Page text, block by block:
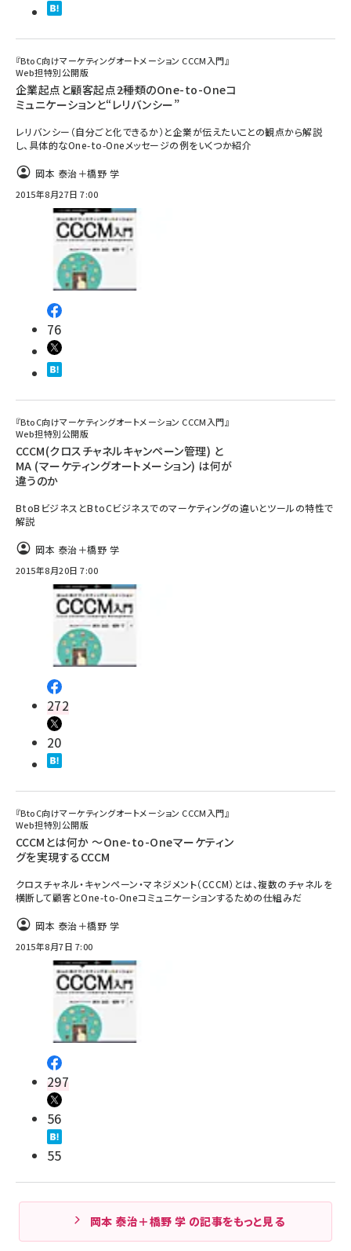
『BtoC向けマーケティングオートメーション CCCM入門』
Web担特別公開版
企業起点と顧客起点――2種類のOne-to-Oneコ
ミュニケーションと“レリバンシー”
レリバンシー（自分ごと化できるか）と企業が伝えたいことの観点から解説
し、具体的なOne-to-Oneメッセージの例をいくつか紹介
岡本 泰治＋橋野 学
2015年8月27日 7:00
76
『BtoC向けマーケティングオートメーション CCCM入門』
Web担特別公開版
CCCM(クロスチャネルキャンペーン管理) と
MA (マーケティングオートメーション) は何が
違うのか
BtoBビジネスとBtoCビジネスでのマーケティングの違いとツールの特性で
解説
岡本 泰治＋橋野 学
2015年8月20日 7:00
272
20
『BtoC向けマーケティングオートメーション CCCM入門』
Web担特別公開版
CCCMとは何か ～One-to-Oneマーケティン
グを実現するCCCM
クロスチャネル・キャンペーン・マネジメント（CCCM）とは、複数のチャネルを
横断して顧客とOne-to-Oneコミュニケーションするための仕組みだ
岡本 泰治＋橋野 学
2015年8月7日 7:00
297
56
55
岡本 泰治＋橋野 学 の記事をもっと見る